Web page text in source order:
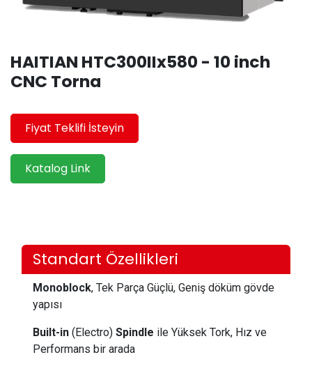
HAITIAN HTC300IIx580 - 10 inch
CNC Torna
Fiyat Teklifi İsteyin
Katalog Link
Standart Özellikleri
Monoblock, Tek Parça Güçlü, Geniş döküm gövde
yapısı
Built-in (Electro) Spindle ile Yüksek Tork, Hız ve
Performans bir arada